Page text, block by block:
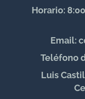
Horario:
Email:
Teléfono
Luis